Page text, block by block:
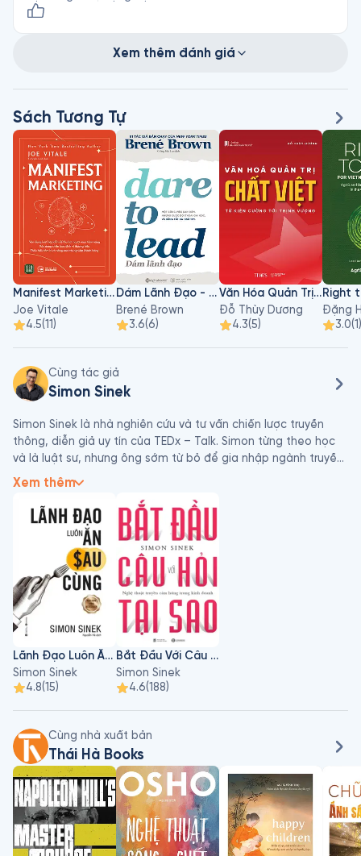
Xem thêm đánh giá
Sách Tương Tự
Manifest Marketing
Joe Vitale
4.5(11)
Dám Lãnh Đạo - Dare To Lead
Brené Brown
3.6(6)
Văn Hóa Quản Trị Chất Việt
Đỗ Thùy Dương
4.3(5)
Đặng
3.0(1)
Cùng tác giả
Simon Sinek
Simon Sinek là nhà nghiên cứu và tư vấn chiến lược truyền
thông, diễn giả uy tín của TEDx – Talk. Simon từng theo học
và là luật sư, nhưng ông sớm từ bỏ để gia nhập ngành truyền
thông – quảng cáo, vì cảm thấy bản thân không đủ đam mê
Khoảng thời gian chuyển đổi ngành học và sự nghiệp cũng là
lúc ông nhận ra tầm quan trọng của chữ “why” trong cuộc đời
mỗi người. Đây là thời điểm mà khái niệm “Vòng trong vàng"
(Golden Circle) được tìm thấy.
Khởi đầu ấn tượng với Bắt Đầu Với Câu Hỏi Tại Sao (2009),
tên tuổi của ông ngày càng phổ biến với những quyển sách
được xếp vào hàng best seller như: Lãnh Đạo Luôn Ăn Sau
Cùng (2014), Cùng Nhau Sẽ Đi Xa Hơn (2016), …
Xem thêm
Lãnh Đạo Luôn Ăn Sau Cùng
Simon Sinek
4.8(15)
Bắt Đầu Với Câu Hỏi Tại Sao
Simon Sinek
4.6(188)
Cùng nhà xuất bản
Thái Hà Books